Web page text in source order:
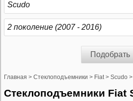
Scudo
2 поколение (2007 - 2016)
Подобрать
Главная > Стеклоподъемники > Fiat > Scudo >
Стеклоподъемники Fiat Scudo 2